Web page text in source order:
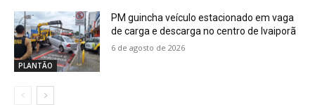
PLANTÃO
PM guincha veículo estacionado em vaga
de carga e descarga no centro de Ivaiporã
6 de agosto de 2026